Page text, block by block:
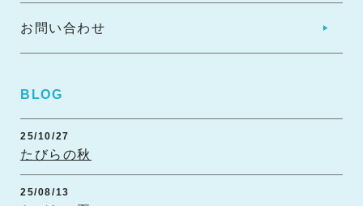
2026.04.28
田平まち協だより5月号（106号）UPしました！
みなさんのご意見はコチラから を更新しました！
2026.04.09
お問い合わせ
BLOG
25/10/27
たびらの秋
25/08/13